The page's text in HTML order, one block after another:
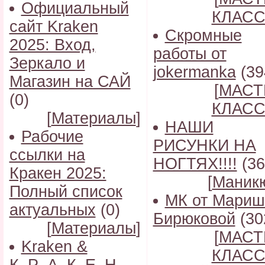
Официальный
сайт Kraken
2025: Вход,
Зеркало и
Магазин на САЙ
(0)
[Материалы]
Рабочие
ссылки на
Кракен 2025:
Полный список
актуальных (0)
[Материалы]
Kraken &
Скромные
работы от
jokermanka
[
НАШИ
РИСУНКИ НА
НОГТЯХ!!!!
[
МК от
Бирюковой
[